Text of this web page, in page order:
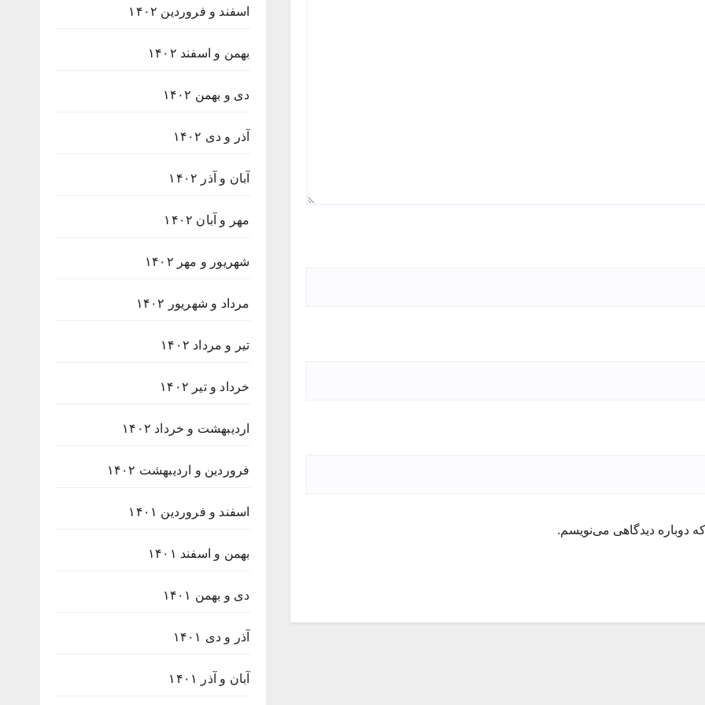
دوباره دیدگاهی می‌نویسم.
اسفند و فروردین ۱۴۰۲
بهمن و اسفند ۱۴۰۲
دی و بهمن ۱۴۰۲
آذر و دی ۱۴۰۲
آبان و آذر ۱۴۰۲
مهر و آبان ۱۴۰۲
شهریور و مهر ۱۴۰۲
مرداد و شهریور ۱۴۰۲
تیر و مرداد ۱۴۰۲
خرداد و تیر ۱۴۰۲
اردیبهشت و خرداد ۱۴۰۲
فروردین و اردیبهشت ۱۴۰۲
اسفند و فروردین ۱۴۰۱
بهمن و اسفند ۱۴۰۱
دی و بهمن ۱۴۰۱
آذر و دی ۱۴۰۱
آبان و آذر ۱۴۰۱